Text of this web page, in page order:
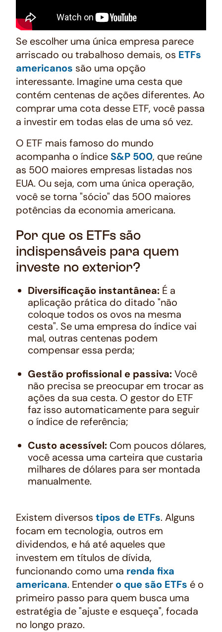
Se escolher uma única empresa parece
arriscado ou trabalhoso demais, os ETFs
americanos são uma opção
interessante. Imagine uma cesta que
contém centenas de ações diferentes. Ao
comprar uma cota desse ETF, você passa
a investir em todas elas de uma só vez.
O ETF mais famoso do mundo
acompanha o índice S&P 500, que reúne
as 500 maiores empresas listadas nos
EUA. Ou seja, com uma única operação,
você se torna "sócio" das 500 maiores
potências da economia americana.
Por que os ETFs são
indispensáveis para quem
investe no exterior?
Diversificação instantânea: É a
aplicação prática do ditado "não
coloque todos os ovos na mesma
cesta". Se uma empresa do índice vai
mal, outras centenas podem
compensar essa perda;
Gestão profissional e passiva:Você
não precisa se preocupar em trocar as
ações da sua cesta. O gestor do ETF
faz isso automaticamente para seguir
o índice de referência;
Custo acessível: Com poucos dólares,
você acessa uma carteira que custaria
milhares de dólares para ser montada
manualmente.
Existem diversos tipos de ETFs. Alguns
focam em tecnologia, outros em
dividendos, e há até aqueles que
investem em títulos de dívida,
funcionando como uma renda fixa
americana. Entender o que são ETFs é o
primeiro passo para quem busca uma
estratégia de "ajuste e esqueça", focada
no longo prazo.